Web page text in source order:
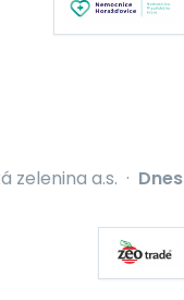
zelenina a.s. · Dnes